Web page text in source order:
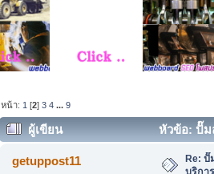
หน้า: 1 [2]3 4 ...9
ผู้เขียน
หัวข้อ: ปั๊ม
ซ่อม www.ปั๊มลมอุตสาหกรรม.net (อ่าน
getuppost11
Re: